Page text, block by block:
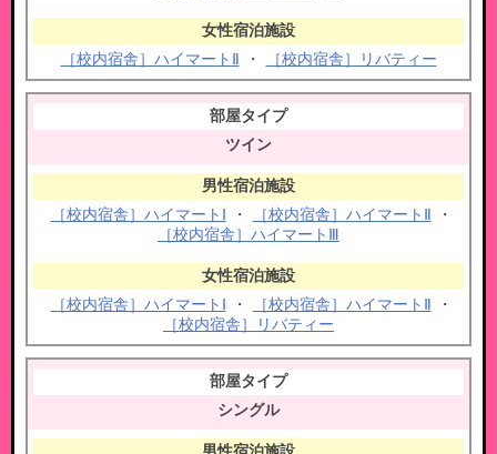
［校内宿舎］ハイマートⅡ ・ ［校内宿舎］リバティー
ツイン
［校内宿舎］ハイマートⅠ ・ ［校内宿舎］ハイマートⅡ
・
［校内宿舎］ハイマートⅢ
［校内宿舎］ハイマートⅠ ・ ［校内宿舎］ハイマートⅡ
・
［校内宿舎］リバティー
シングル